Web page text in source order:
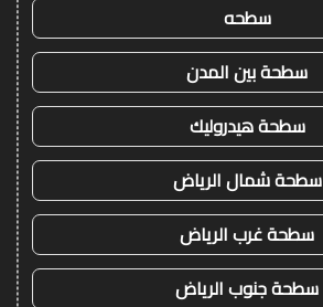
سطحه
سطحة بين المدن
سطحة هيدروليك
سطحة شمال الرياض
سطحة غرب الرياض
سطحة جنوب الرياض